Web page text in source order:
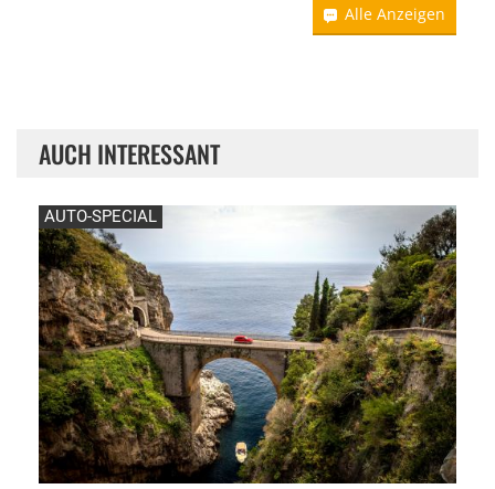
Alle Anzeigen
AUCH INTERESSANT
AUTO-SPECIAL